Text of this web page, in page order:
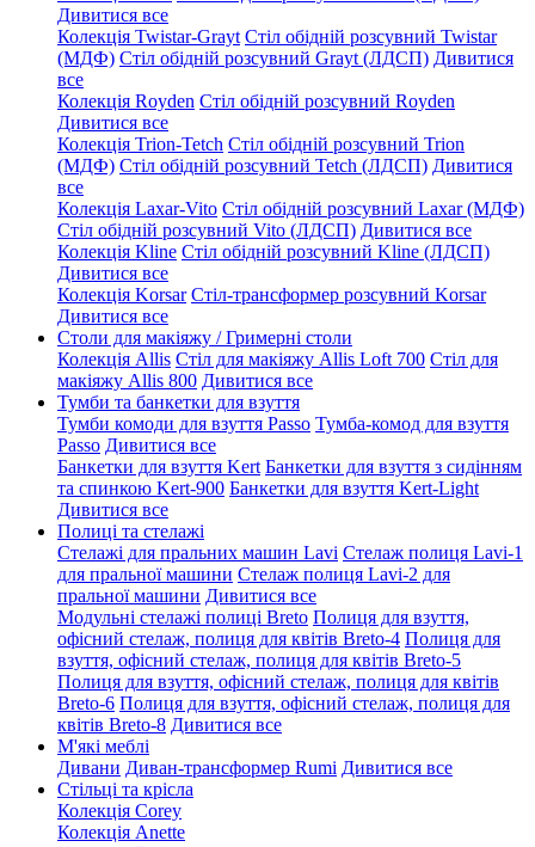
Дивитися все
Колекція Twistar-Grayt Стіл обідній розсувний Twistar
(МДФ) Стіл обідній розсувний Grayt (ЛДСП) Дивитися
все
Колекція Royden Стіл обідній розсувний Royden
Дивитися все
Колекція Trion-Tetch Стіл обідній розсувний Trion
(МДФ) Стіл обідній розсувний Tetch (ЛДСП) Дивитися
все
Колекція Laxar-Vito Стіл обідній розсувний Laxar (МДФ)
Стіл обідній розсувний Vito (ЛДСП) Дивитися все
Колекція Kline Стіл обідній розсувний Kline (ЛДСП)
Дивитися все
Колекція Korsar Стіл-трансформер розсувний Korsar
Дивитися все
Столи для макіяжу / Гримерні столи
Колекція Allis Стіл для макіяжу Allis Loft 700 Стіл для
макіяжу Allis 800 Дивитися все
Тумби та банкетки для взуття
Тумби комоди для взуття Passo Тумба-комод для взуття
Passo Дивитися все
Банкетки для взуття Kert Банкетки для взуття з сидінням
та спинкою Kert-900 Банкетки для взуття Kert-Light
Дивитися все
Полиці та стелажі
Стелажі для пральних машин Lavi Стелаж полиця Lavi-1
для пральної машини Стелаж полиця Lavi-2 для
пральної машини Дивитися все
Модульні стелажі полиці Breto Полиця для взуття,
офісний стелаж, полиця для квітів Breto-4 Полиця для
взуття, офісний стелаж, полиця для квітів Breto-5
Полиця для взуття, офісний стелаж, полиця для квітів
Breto-6 Полиця для взуття, офісний стелаж, полиця для
квітів Breto-8 Дивитися все
М'які меблі
Дивани Диван-трансформер Rumi Дивитися все
Стільці та крісла
Колекція Corey
Колекція Anette